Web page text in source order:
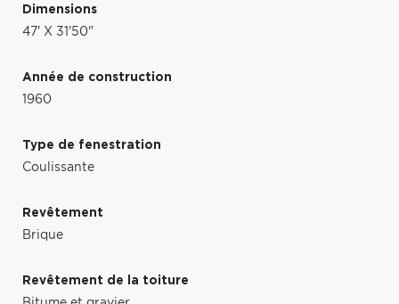
Dimensions
47' X 31'50"
Année de construction
1960
Type de fenestration
Coulissante
Revêtement
Brique
Revêtement de la toiture